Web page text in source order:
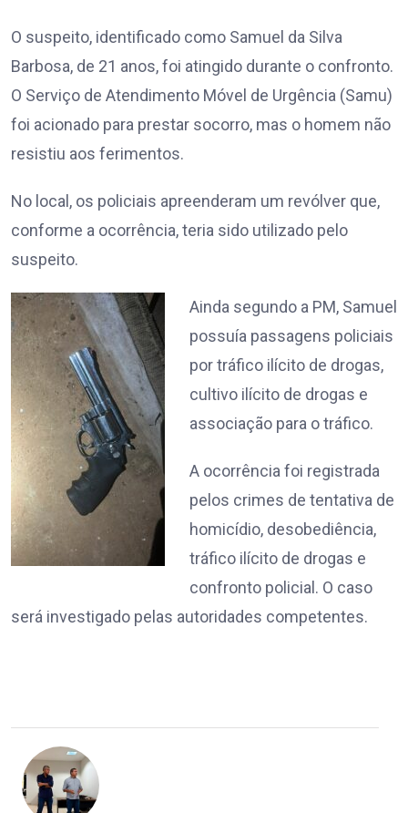
O suspeito, identificado como Samuel da Silva
Barbosa, de 21 anos, foi atingido durante o confronto.
O Serviço de Atendimento Móvel de Urgência (Samu)
foi acionado para prestar socorro, mas o homem não
resistiu aos ferimentos.
No local, os policiais apreenderam um revólver que,
conforme a ocorrência, teria sido utilizado pelo
suspeito.
Ainda segundo a PM, Samuel
possuía passagens policiais
por tráfico ilícito de drogas,
cultivo ilícito de drogas e
associação para o tráfico.
A ocorrência foi registrada
pelos crimes de tentativa de
homicídio, desobediência,
tráfico ilícito de drogas e
confronto policial. O caso
será investigado pelas autoridades competentes.